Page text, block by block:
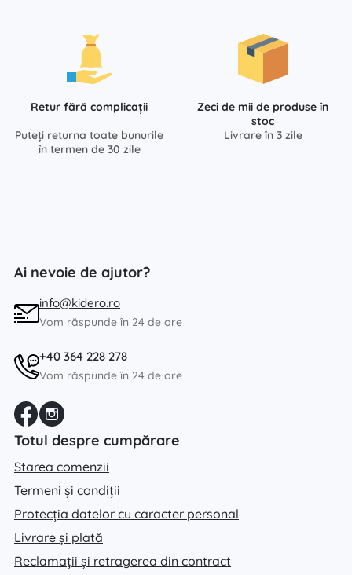
Retur fără complicații
Puteți returna toate bunurile
în termen de 30 zile
Zeci de mii de produse în
stoc
Livrare în 3 zile
Ai nevoie de ajutor?
info@kidero.ro
Vom răspunde în 24 de ore
+40 364 228 278
Vom răspunde în 24 de ore
Totul despre cumpărare
Starea comenzii
Termeni și condiții
Protecția datelor cu caracter personal
Livrare și plată
Reclamații și retragerea din contract